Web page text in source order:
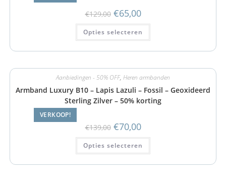
€129,00 €65,00
Opties selecteren
VERKOOP!
Aanbiedingen - 50% OFF, Heren armbanden
Armband Luxury B10 – Lapis Lazuli – Fossil – Geoxideerd
Sterling Zilver – 50% korting
€139,00 €70,00
Opties selecteren